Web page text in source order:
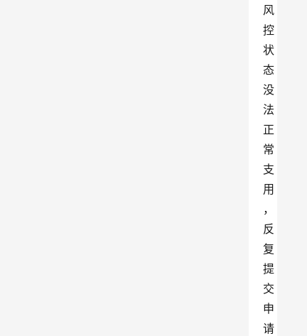
风
控
状
态
没
法
正
常
支
用
，
反
复
提
交
申
请